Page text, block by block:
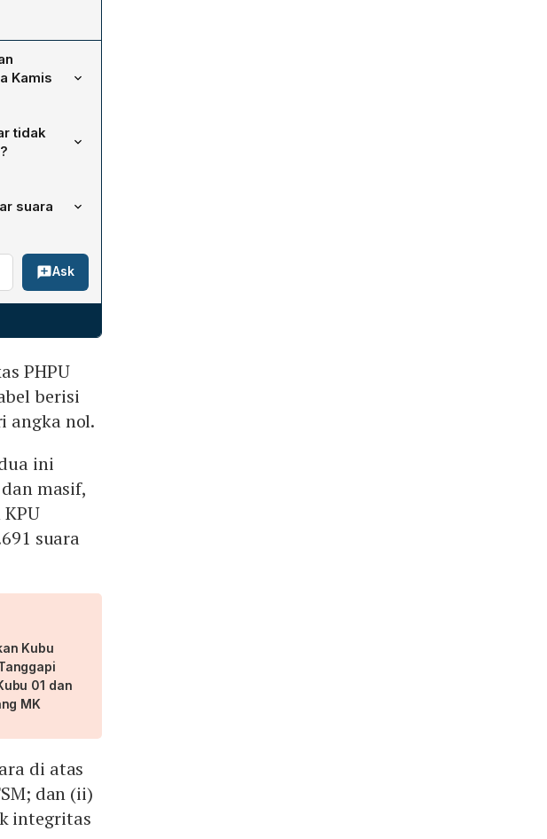
Kamis
gugatan
8 ayat 6
tidak
yang benar
nomor urut
yang sah.
yang
suara
pada Pilpres
hasil
jenis
(1) UUD
Ask
PHPU
berisi
angka nol.
ini
masif,
suara
Kubu
01 dan
MK
di atas
dan (ii)
integritas